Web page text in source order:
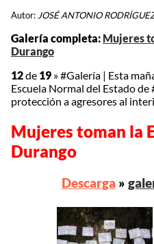
Autor:JOSÉ ANTONIO
Galería completa: Mujeres
Durango
12de 19 »#Galería | Esta
Escuela Normal del Estado
protección a agresores al
Mujeres toman la
Durango
Descarga»